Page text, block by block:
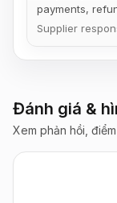
payments,
Supplier
Đánh giá &
Xem phản hồi,